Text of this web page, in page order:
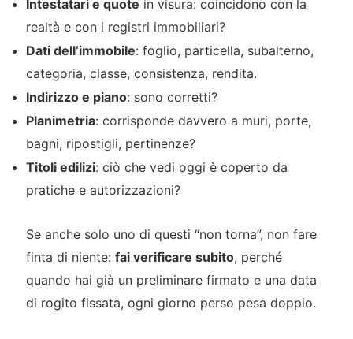
Intestatari e quote in visura: coincidono con la
realtà e con i registri immobiliari?
Dati dell’immobile: foglio, particella, subalterno,
categoria, classe, consistenza, rendita.
Indirizzo e piano: sono corretti?
Planimetria: corrisponde davvero a muri, porte,
bagni, ripostigli, pertinenze?
Titoli edilizi: ciò che vedi oggi è coperto da
pratiche e autorizzazioni?
Se anche solo uno di questi “non torna”, non fare
finta di niente: fai verificare subito, perché
quando hai già un preliminare firmato e una data
di rogito fissata, ogni giorno perso pesa doppio.